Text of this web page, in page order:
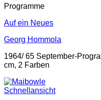
Programme
Auf ein Neues
Georg Hommola
1964/ 65 September-
cm, 2 Farben
Schnellansicht